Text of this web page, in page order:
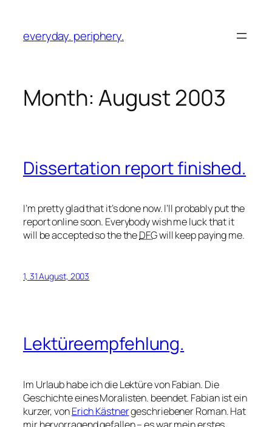
content
everyday. periphery.
Month:August 2003
Dissertation report finished.
I’m pretty glad that it’s done now. I’ll probably put the
report online soon. Everybody wish me luck that it
will be accepted so the theDFGwill keep paying me.
1, 31 August, 2003
Lektüreempfehlung.
Im Urlaub habe ich die Lektüre vonFabian. Die
Geschichte eines Moralisten. beendet. Fabian ist ein
kurzer, vonErich Kästnergeschriebener Roman. Hat